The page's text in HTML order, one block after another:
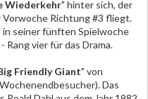
Wiederkehr" hinter sich, der
Vorwoche Richtung #3 fliegt.
in seiner fünften Spielwoche
Rang vier für das Drama.
Friendly Giant" von
Das